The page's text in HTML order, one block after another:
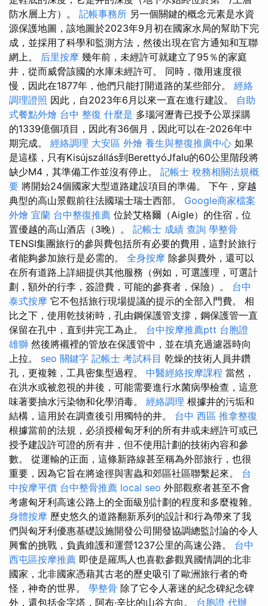
防水層上方）。 記帳事務所 另一個關鍵的概念元素是水資
源保護地圖，該地圖於2023年9月初在國家水局的幫助下完
成，並採用了科學和監測方法，然後出現在官方通知和互聯
網上。 后里按摩 幾年前，未經許可就建立了95％的家庭
井，從而威脅該國的水庫未經許可。 同時，徵用速度很
慢，因此在1877年，他們只能打開道路的某些部分。 經絡
調理證照 因此，自2023年6月以來一直在進行建設。 自助
式餐點外燴 台中 整復 什麼是 多瑙河瀝青已授予公眾採購
的1339億個項目，因此有36個月，因此可以在-2026年中
期完成。 經絡調理 大安區 外燴 養生與整復推廣中心 如果
是這樣，只有Kisújszállás到BerettyóJfalu的60公里階段將
缺少M4，其準備工作並沒有停止。 記帳士 稅務相關法規概
要 將開始24個國家大型道路建設項目的準備。 下午，穿越
典型的高山景觀前往法國瑞士瑞士西部。 Google商家檔案
外燴 宜蘭 台中整復推薦 位於艾格爾（Aigle）的住宿，位
置優越的高山酒店（3晚）。 記帳士 成績 查詢 學整骨
TENSI集團旅行的參與費包括所有必要的費用，這對於旅行
者能夠參加旅行是必需的。 全身按摩 除參與費外，還可以
在所有道路上詳細提供其他服務（例如，可選護理，可選計
劃，額外的行李，簽證費，可能的參賽者，保險）。 台中
泰式按摩 它不包括旅行現場提議的提示的全部入門費。 相
比之下，使用乾技術時，孔由鋼保護管支撐，鋼保護管一直
保留在孔中，直到井完工為止。 台中按摩推薦ptt 台胞證
雄獅 然後將襯裡的管放在保護管中，並在填充過濾器時向
上拉。 seo 關鍵字 記帳士 考試科目 乾燥的技術人員井鑽
孔，更複雜，工具密集型過程。 中醫經絡按摩課程 當然，
在洪水或被忽視的井後，可能需要進行水菌病學檢查，這意
味著要抽水污染物和化學消毒。 經絡調理 根據井的污垢和
結構，這用於在調查後引用獨特的井。 台中 西區 推拿整復
根據當前的法規，必須授權匈牙利的所有井或未經許可或已
授予建設許可證的所有井，但不使用計劃的技術內容和參
數。 從運輸的正面，這條新路線甚至稱為外部旅行，也很
重要，因為它旨在將途徑與害蟲和郊區社區聯繫起來。 台
中按摩平價 台中整骨推薦 local seo 外部觀察者甚至不會
考慮匈牙利高速公路上的全面級別計劃的程度和多麼複雜。
身體按摩 歷史悠久的道路翻新系列的設計和行為帶來了我
們與匈牙利優惠基礎設施開發公司開發協調總監討論的令人
興奮的挑戰，負責維護和運營1237公里的高速公路。 台中
西屯區按摩推薦 即使是羅馬人也喜歡參觀異國情調的北非
國家，北非國家憑藉其古老的歷史吸引了歐洲旅行者的奇
怪，神奇的世界。 學整骨 除了它令人著迷的紀念碑紀念碑
外，還包括金字塔，阿布·辛比的山谷方向。 台胞證 代辦